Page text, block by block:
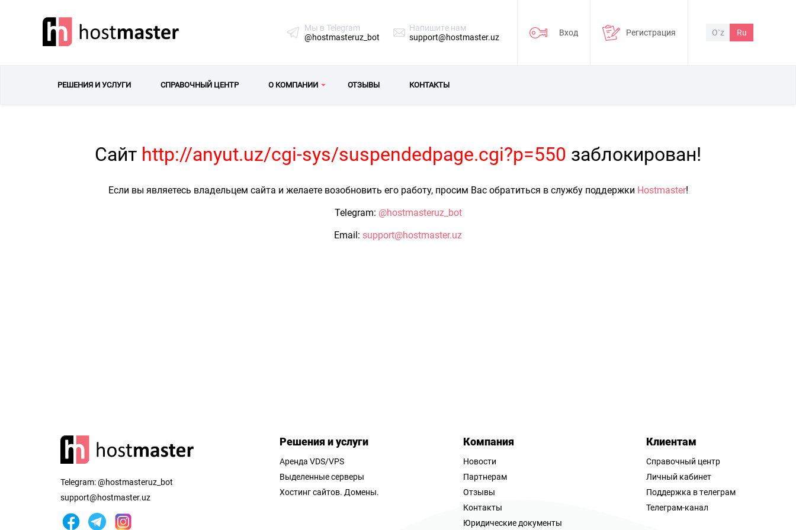
Мы в Telegram
@hostmasteruz_bot
Напишите нам
support@hostmaster.uz
Вход Регистрация O`z Ru
РЕШЕНИЯ И УСЛУГИ СПРАВОЧНЫЙ ЦЕНТР О КОМПАНИИ ОТЗЫВЫ КОНТАКТЫ
Сайт http://anyut.uz/cgi-sys/suspendedpage.cgi?p=550 заблокирован!
Если вы являетесь владельцем сайта и желаете возобновить его работу, просим Вас обратиться в службу поддержки Hostmaster!
Telegram: @hostmasteruz_bot
Email: support@hostmaster.uz
Telegram:@hostmasteruz_bot
support@hostmaster.uz
Решения и услуги
Аренда VDS/VPS
Выделенные серверы
Хостинг сайтов. Домены.
Компания
Новости
Партнерам
Отзывы
Контакты
Юридические документы
Клиентам
Справочный центр
Личный кабинет
Поддержка в телеграм
Телеграм-канал